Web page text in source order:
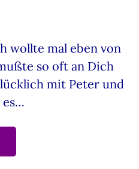
wollte mal eben von
so oft an Dich
mit Peter und
es…